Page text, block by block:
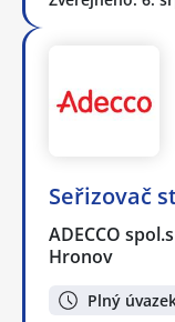
Seřizovač
ADECCO
Hronov
Plný